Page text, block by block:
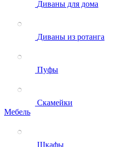
Диваны для дома
Диваны из ротанга
Пуфы
Скамейки
Мебель
Шкафы